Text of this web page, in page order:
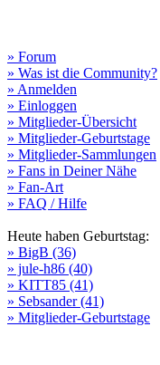
» Forum
» Was ist die Community?
» Anmelden
» Einloggen
» Mitglieder-Übersicht
» Mitglieder-Geburtstage
» Mitglieder-Sammlungen
» Fans in Deiner Nähe
» Fan-Art
» FAQ / Hilfe
Heute haben Geburtstag:
» BigB (36)
» jule-h86 (40)
» KITT85 (41)
» Sebsander (41)
» Mitglieder-Geburtstage